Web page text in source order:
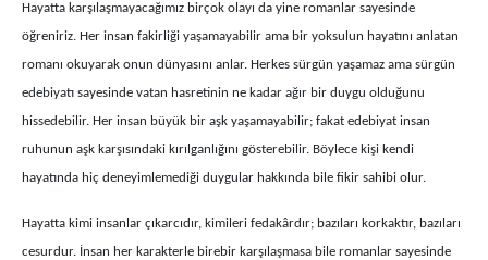
Hayatta karşılaşmayacağımız birçok olayı da yine romanlar sayesinde
öğreniriz. Her insan fakirliği yaşamayabilir ama bir yoksulun hayatını anlatan
romanı okuyarak onun dünyasını anlar. Herkes sürgün yaşamaz ama sürgün
edebiyatı sayesinde vatan hasretinin ne kadar ağır bir duygu olduğunu
hissedebilir. Her insan büyük bir aşk yaşamayabilir; fakat edebiyat insan
ruhunun aşk karşısındaki kırılganlığını gösterebilir. Böylece kişi kendi
hayatında hiç deneyimlemediği duygular hakkında bile fikir sahibi olur.
Hayatta kimi insanlar çıkarcıdır, kimileri fedakârdır; bazıları korkaktır, bazıları
cesurdur. İnsan her karakterle birebir karşılaşmasa bile romanlar sayesinde